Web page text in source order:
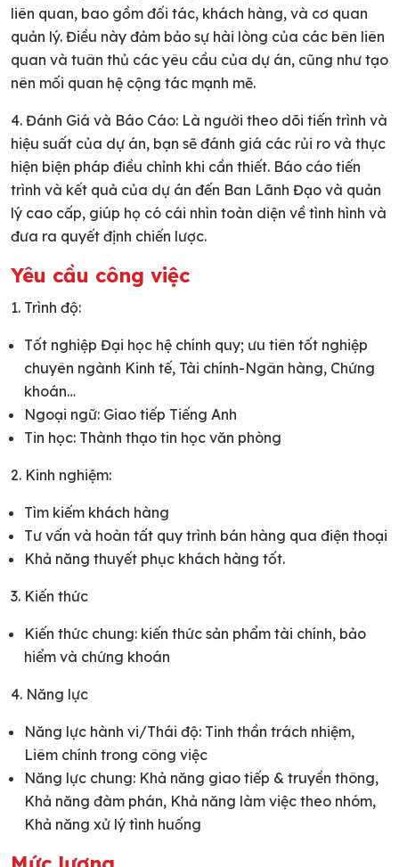
liên quan, bao gồm đối tác, khách hàng, và cơ quan
quản lý. Điều này đảm bảo sự hài lòng của các bên liên
quan và tuân thủ các yêu cầu của dự án, cũng như tạo
nên mối quan hệ cộng tác mạnh mẽ.
4. Đánh Giá và Báo Cáo: Là người theo dõi tiến trình và
hiệu suất của dự án, bạn sẽ đánh giá các rủi ro và thực
hiện biện pháp điều chỉnh khi cần thiết. Báo cáo tiến
trình và kết quả của dự án đến Ban Lãnh Đạo và quản
lý cao cấp, giúp họ có cái nhìn toàn diện về tình hình và
đưa ra quyết định chiến lược.
Yêu cầu công việc
1. Trình độ:
Tốt nghiệp Đại học hệ chính quy; ưu tiên tốt nghiệp
chuyên ngành Kinh tế, Tài chính-Ngân hàng, Chứng
khoán…
Ngoại ngữ: Giao tiếp Tiếng Anh
Tin học: Thành thạo tin học văn phòng
2. Kinh nghiệm:
Tìm kiếm khách hàng
Tư vấn và hoàn tất quy trình bán hàng qua điện thoại
Khả năng thuyết phục khách hàng tốt.
3. Kiến thức
Kiến thức chung: kiến thức sản phẩm tài chính, bảo
hiểm và chứng khoán
4. Năng lực
Năng lực hành vi/Thái độ: Tinh thần trách nhiệm,
Liêm chính trong công việc
Năng lực chung: Khả năng giao tiếp & truyền thông,
Khả năng đàm phán, Khả năng làm việc theo nhóm,
Khả năng xử lý tình huống